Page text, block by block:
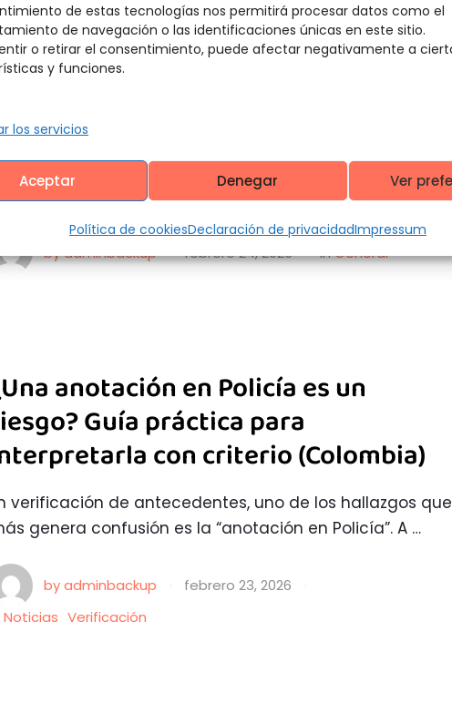
de estas tecnologías nos permitirá procesar datos como el
de navegación o las identificaciones únicas en este sitio.
o retirar el consentimiento, puede afectar negativamente a
y funciones.
los servicios
Aceptar Denegar Ver
Política de cookiesDeclaración de privacidadImpressum
de Diana Ospina tras
de Theatron: una lección sobre
desaparición de Diana Ospina, una mujer vista por última
by adminbackup · febrero 24, 2026 · in General
anotación en Policía es un
Guía práctica para
con criterio (Colombia)
verificación de antecedentes, uno de los hallazgos que
genera confusión es la “anotación en Policía”. A …
by adminbackup · febrero 23, 2026
·
Noticias Verificación